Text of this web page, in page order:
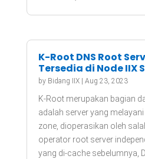
K-Root DNS Root
Tersedia di Node IIX
by Bidang IIX| Aug 23, 2023
K-Root merupakan bagian
adalah server yang
zone, dioperasikan oleh
operator root server
yang di-cache sebelumnya,